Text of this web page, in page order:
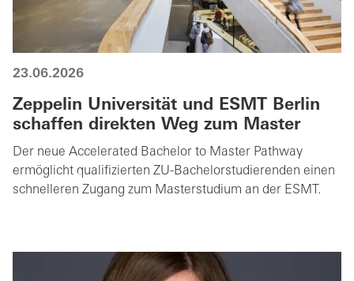
23.06.2026
Zeppelin Universität und ESMT Berlin
schaffen direkten Weg zum Master
Der neue Accelerated Bachelor to Master Pathway
ermöglicht qualifizierten ZU-Bachelorstudierenden einen
schnelleren Zugang zum Masterstudium an der ESMT.